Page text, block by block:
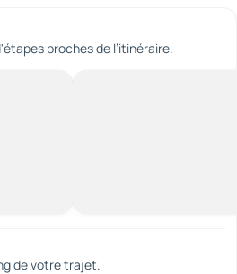
proches de l’itinéraire.
de votre trajet.